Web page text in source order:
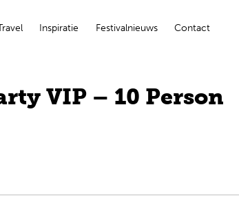
Inspiratie Festivalnieuws Contact
VIP – 10 Person